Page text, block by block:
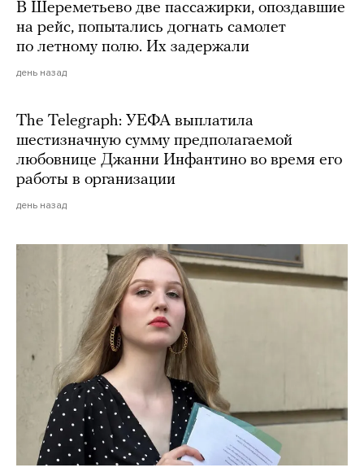
В Шереметьево две пассажирки, опоздавшие
на рейс, попытались догнать самолет
по летному полю. Их задержали
день назад
The Telegraph: УЕФА выплатила
шестизначную сумму предполагаемой
любовнице Джанни Инфантино во время его
работы в организации
день назад